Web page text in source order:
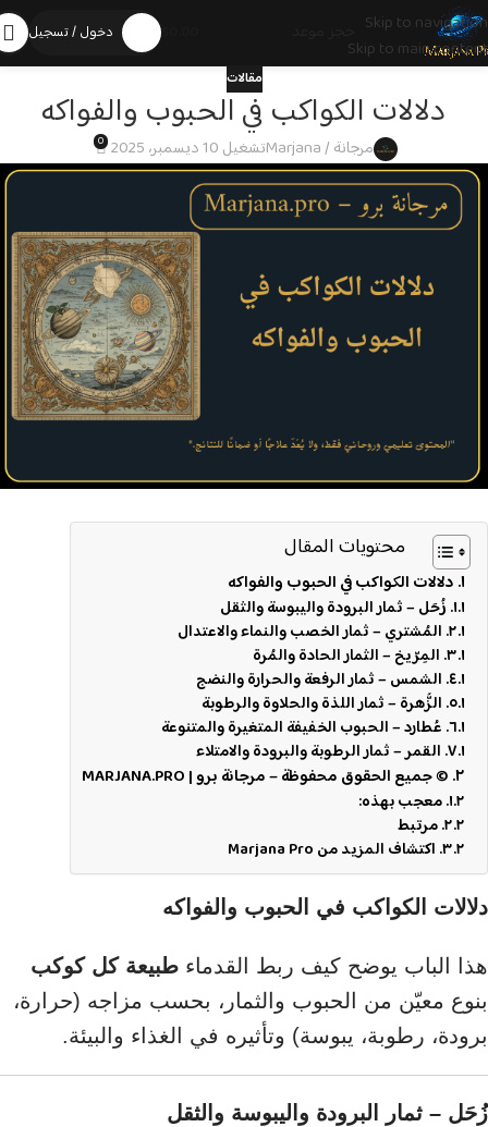
Skip to navigation
Skip to main content
دخول / تسجيل
مقالات
دلالات الكواكب في الحبوب والفواكه
مرجانة / Marjana تشغيل 10 ديسمبر، 2025 0
محتويات المقال
دلالات الكواكب في الحبوب والفواكه
زُحَل – ثمار البرودة واليبوسة والثقل
المُشتري – ثمار الخصب والنماء والاعتدال
المِرّيخ – الثمار الحادة والمُرة
الشمس – ثمار الرفعة والحرارة والنضج
الزُّهرة – ثمار اللذة والحلاوة والرطوبة
عُطارد – الحبوب الخفيفة المتغيرة والمتنوعة
القمر – ثمار الرطوبة والبرودة والامتلاء
© جميع الحقوق محفوظة – مرجانة برو | MARJANA.PRO
معجب بهذه:
مرتبط
اكتشاف المزيد من Marjana Pro
دلالات الكواكب في الحبوب والفواكه
هذا الباب يوضح كيف ربط القدماء طبيعة كل كوكب
بنوع معيّن من الحبوب والثمار، بحسب مزاجه (حرارة،
برودة، رطوبة، يبوسة) وتأثيره في الغذاء والبيئة.
زُحَل – ثمار البرودة واليبوسة والثقل